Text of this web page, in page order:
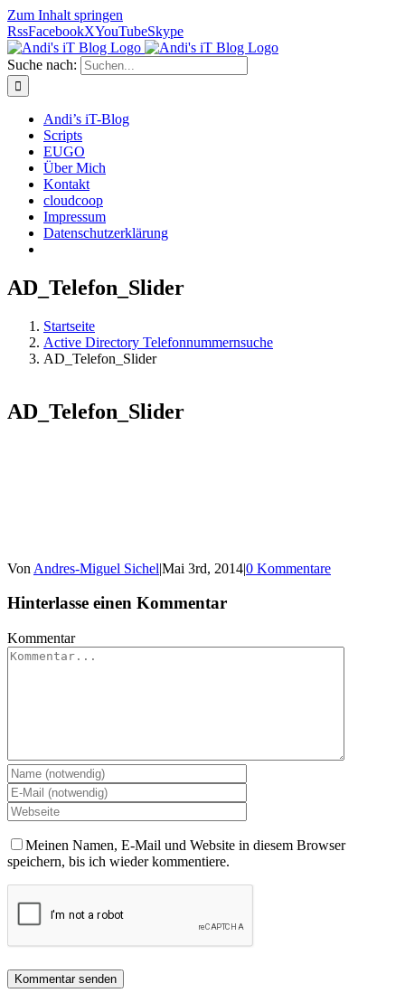
Zum Inhalt springen
RssFacebookXYouTubeSkype
Suche nach:
Andi’s iT-Blog
Scripts
EUGO
Über Mich
Kontakt
cloudcoop
Impressum
Datenschutzerklärung
AD_Telefon_Slider
Startseite
Active Directory Telefonnummernsuche
AD_Telefon_Slider
AD_Telefon_Slider
Von Andres-Miguel Sichel|Mai 3rd, 2014|0 Kommentare
Hinterlasse einen Kommentar
Kommentar
Meinen Namen, E-Mail und Website in diesem Browser
speichern, bis ich wieder kommentiere.